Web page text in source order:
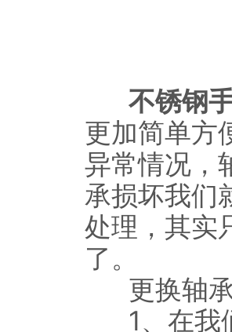
不锈钢
更加简单方
异常情况，
承损坏我们
处理，其实
了。
更换轴
1、在